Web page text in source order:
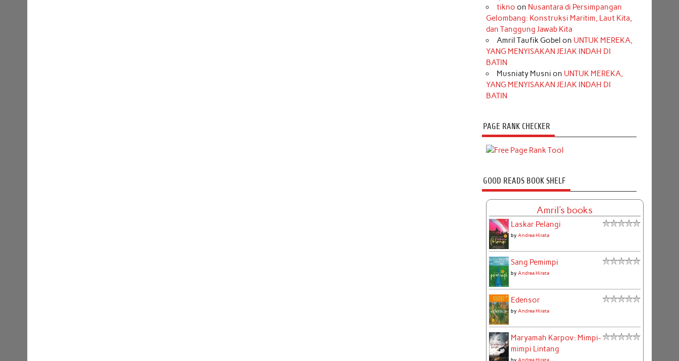
tikno on Nusantara di Persimpangan
Gelombang: Konstruksi Maritim, Laut Kita,
dan Tanggung Jawab Kita
Amril Taufik Gobel on UNTUK MEREKA,
YANG MENYISAKAN JEJAK INDAH DI
BATIN
Musniaty Musni on UNTUK MEREKA,
YANG MENYISAKAN JEJAK INDAH DI
BATIN
PAGE RANK CHECKER
GOOD READS BOOK SHELF
Amril's books
Laskar Pelangi
by Andrea Hirata
Sang Pemimpi
by Andrea Hirata
Edensor
by Andrea Hirata
Maryamah Karpov: Mimpi-
mimpi Lintang
by Andrea Hirata